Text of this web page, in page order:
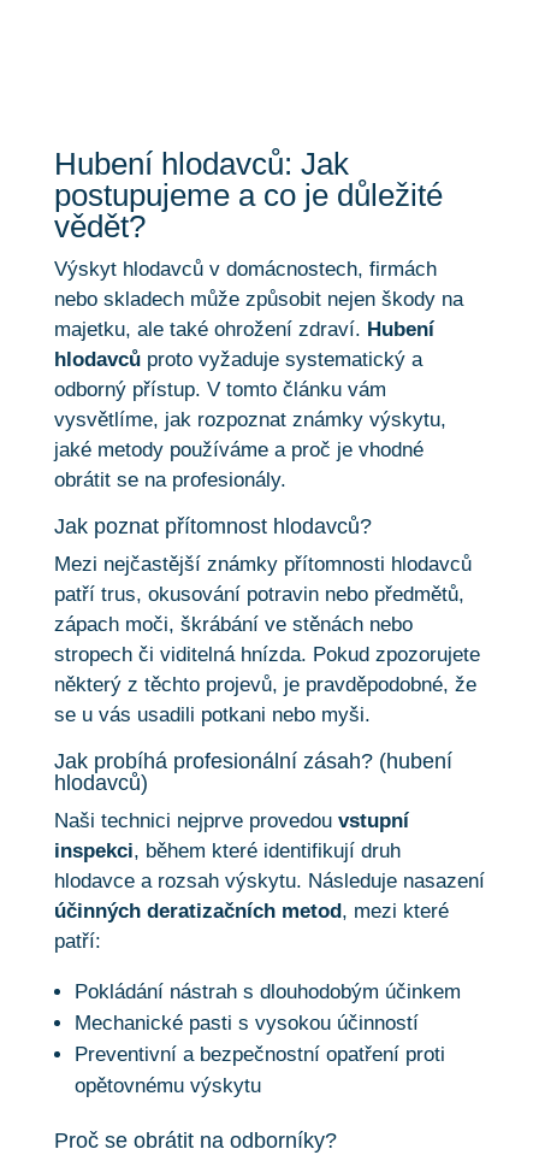
Hubení hlodavců: Jak
postupujeme a co je důležité
vědět?
Výskyt hlodavců v domácnostech, firmách
nebo skladech může způsobit nejen škody na
majetku, ale také ohrožení zdraví. Hubení
hlodavcůproto vyžaduje systematický a
odborný přístup. V tomto článku vám
vysvětlíme, jak rozpoznat známky výskytu,
jaké metody používáme a proč je vhodné
obrátit se na profesionály.
Jak poznat přítomnost hlodavců?
Mezi nejčastější známky přítomnosti hlodavců
patří trus, okusování potravin nebo předmětů,
zápach moči, škrábání ve stěnách nebo
stropech či viditelná hnízda. Pokud zpozorujete
některý z těchto projevů, je pravděpodobné, že
se u vás usadili potkani nebo myši.
Jak probíhá profesionální zásah? (hubení
hlodavců)
Naši technici nejprve provedou vstupní
inspekci, během které identifikují druh
hlodavce a rozsah výskytu. Následuje nasazení
účinných deratizačních metod , mezi které
patří:
Pokládání nástrah s dlouhodobým účinkem
Mechanické pasti s vysokou účinností
Preventivní a bezpečnostní opatření proti
opětovnému výskytu
Proč se obrátit na odborníky?